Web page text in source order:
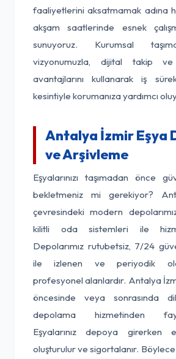
faaliyetlerini aksatmamak adına
akşam saatlerinde esnek
sunuyoruz. Kurumsal
vizyonumuzla, dijital takip ve
avantajlarını kullanarak iş
kesintiyle korumanıza yardımcı
Antalya İzmir Eşya
ve Arşivleme
Eşyalarınızı taşımadan önce
bekletmeniz mi gerekiyor?
çevresindeki modern
kilitli oda sistemleri ile
Depolarımız rutubetsiz, 7/24
ile izlenen ve periyodik
profesyonel alanlardır. Antalya
öncesinde veya sonrasında
depolama hizmetinden
Eşyalarınız depoya girerken
oluşturulur ve sigortalanır. Böylece